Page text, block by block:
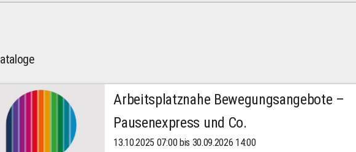
Arbeitsplatznahe Bewegungsangebote –
Pausenexpress und Co.
13.10.2025 07:00 bis 30.09.2026 14:00